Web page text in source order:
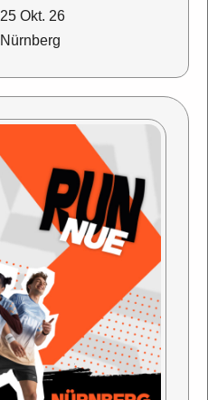
25 Okt. 26
Nürnberg